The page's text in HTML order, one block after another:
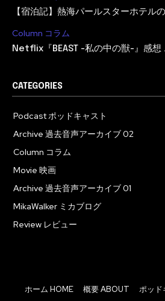
【宿泊記】熱海パールスターホテル
Column コラム
Netflix『BEAST -私の中の獣-』感想
CATEGORIES
Podcast ポッドキャスト
Archive 過去音声アーカイブ 02
Column コラム
Movie 映画
Archive 過去音声アーカイブ 01
MikaWalker ミカブログ
Review レビュー
ホーム HOME 概要 ABOUT ポッド